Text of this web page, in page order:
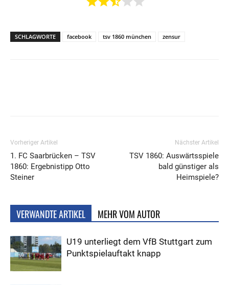
SCHLAGWORTE facebook tsv 1860 münchen zensur
Vorheriger Artikel
1. FC Saarbrücken – TSV
1860: Ergebnistipp Otto
Steiner
Nächster Artikel
TSV 1860: Auswärtsspiele
bald günstiger als
Heimspiele?
VERWANDTE ARTIKEL MEHR VOM AUTOR
U19 unterliegt dem VfB Stuttgart zum
Punktspielauftakt knapp